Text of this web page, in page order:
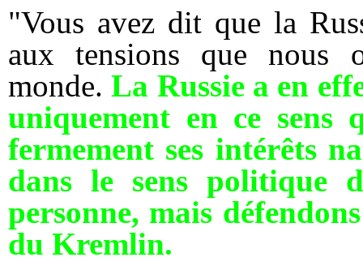
"Vous avez dit que la
aux tensions que nous
monde. La Russie a en
uniquement en ce sens
fermement ses intérêts
dans le sens politique
personne, mais
du Kremlin.